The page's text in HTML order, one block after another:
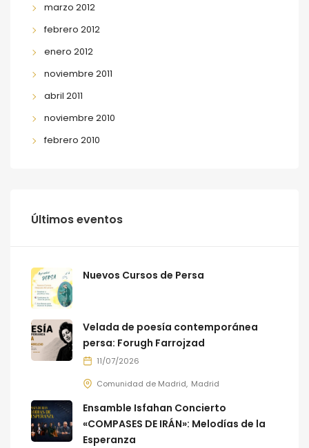
marzo 2012
febrero 2012
enero 2012
noviembre 2011
abril 2011
noviembre 2010
febrero 2010
Últimos eventos
Nuevos Cursos de Persa
Velada de poesía contemporánea
persa: Forugh Farrojzad
11/07/2026
Comunidad de Madrid Madrid
Ensamble Isfahan Concierto
«COMPASES DE IRÁN»: Melodías de la
Esperanza